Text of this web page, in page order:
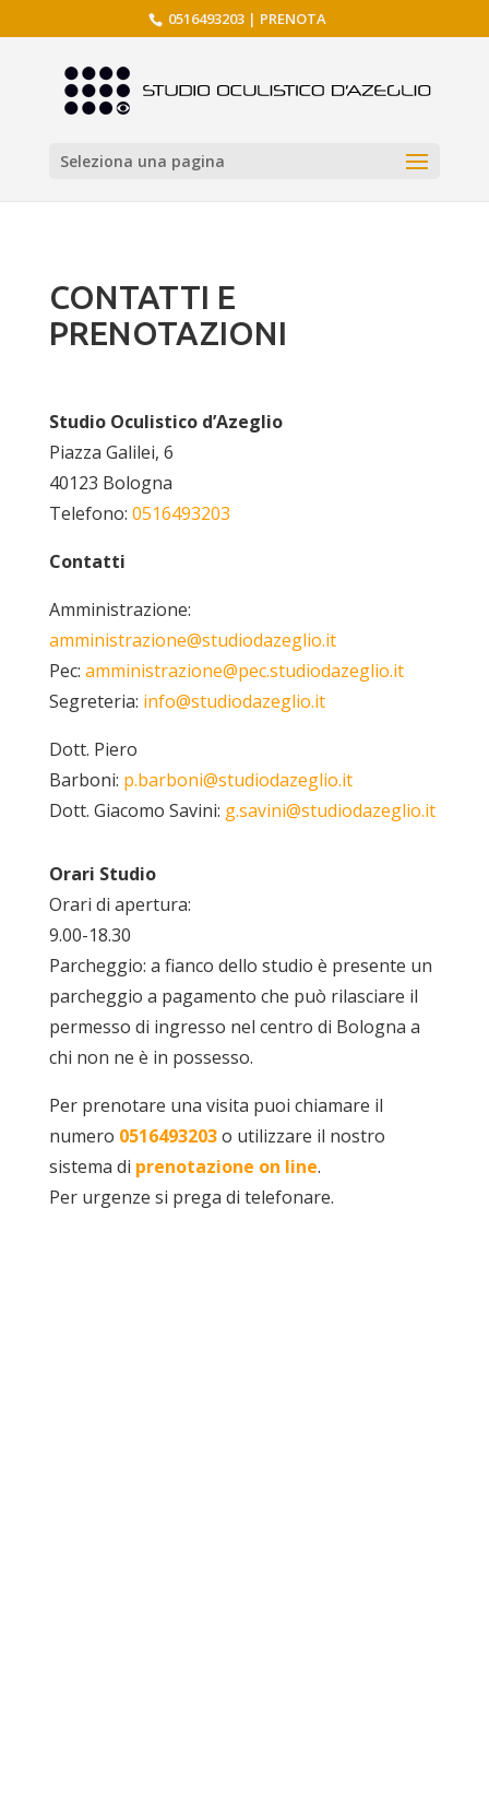
0516493203| PRENOTA
Seleziona una pagina
CONTATTI E
PRENOTAZIONI
Studio Oculistico d’Azeglio
Piazza Galilei, 6
40123 Bologna
Telefono: 0516493203
Contatti
Amministrazione:
amministrazione@studiodazeglio.it
Pec: amministrazione@pec.studiodazeglio.it
Segreteria: info@studiodazeglio.it
Dott. Piero
Barboni: p.barboni@studiodazeglio.it
Dott. Giacomo Savini: g.savini@studiodazeglio.it
Orari Studio
Orari di apertura:
9.00-18.30
Parcheggio: a fianco dello studio è presente un
parcheggio a pagamento che può rilasciare il
permesso di ingresso nel centro di Bologna a
chi non ne è in possesso.
Per prenotare una visita puoi chiamare il
numero 0516493203o utilizzare il nostro
sistema di prenotazione on line.
Per urgenze si prega di telefonare.